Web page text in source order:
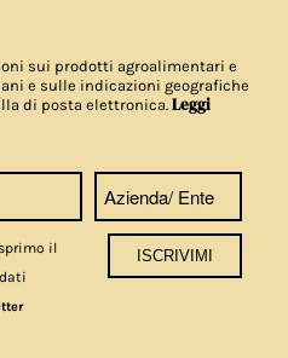
sui prodotti agroalimentari e
e sulle indicazioni geografiche
di posta elettronica.Leggi
il